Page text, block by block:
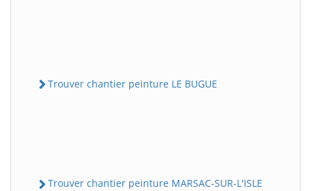
Trouver chantier peinture LE BUGUE
Trouver chantier peinture MARSAC-SUR-L'ISLE